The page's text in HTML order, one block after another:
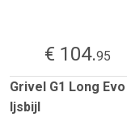
€ 104.95
Grivel G1 Long Evo
Ijsbijl